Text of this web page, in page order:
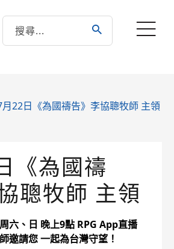
月22日《為國禱告》李協聰牧師 主領
《為國禱
聰牧師 主領
六、日 晚上9點 RPG App直播
邀請您 一起為台灣守望！